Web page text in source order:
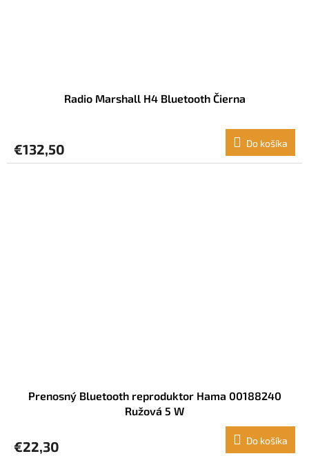
Radio Marshall H4 Bluetooth Čierna
€132,50 Do košíka
Prenosný Bluetooth reproduktor Hama 00188240
Ružová 5 W
€22,30 Do košíka